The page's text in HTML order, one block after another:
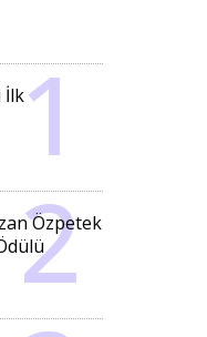
İlk
Özpetek